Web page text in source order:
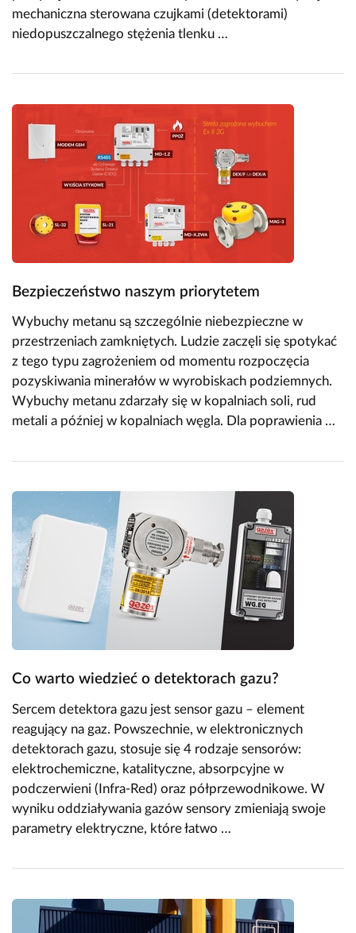
mechaniczna sterowana czujkami (detektorami)
niedopuszczalnego stężenia tlenku …
Bezpieczeństwo naszym priorytetem
Wybuchy metanu są szczególnie niebezpieczne w
przestrzeniach zamkniętych. Ludzie zaczęli się spotykać
z tego typu zagrożeniem od momentu rozpoczęcia
pozyskiwania minerałów w wyrobiskach podziemnych.
Wybuchy metanu zdarzały się w kopalniach soli, rud
metali a później w kopalniach węgla. Dla poprawienia …
Co warto wiedzieć o detektorach gazu?
Sercem detektora gazu jest sensor gazu – element
reagujący na gaz. Powszechnie, w elektronicznych
detektorach gazu, stosuje się 4 rodzaje sensorów:
elektrochemiczne, katalityczne, absorpcyjne w
podczerwieni (Infra-Red) oraz półprzewodnikowe. W
wyniku oddziaływania gazów sensory zmieniają swoje
parametry elektryczne, które łatwo …